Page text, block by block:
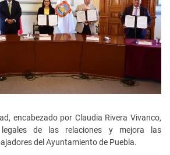
encabezado por Claudia Rivera Vivanco,
de las relaciones y mejora las
del Ayuntamiento de Puebla.